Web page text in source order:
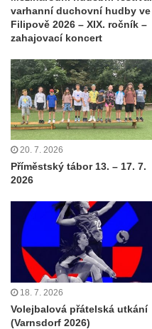
varhanní duchovní hudby ve
Filipově 2026 – XIX. ročník –
zahajovací koncert
20. 7. 2026
Příměstský tábor 13. – 17. 7.
2026
18. 7. 2026
Volejbalová přátelská utkání
(Varnsdorf 2026)